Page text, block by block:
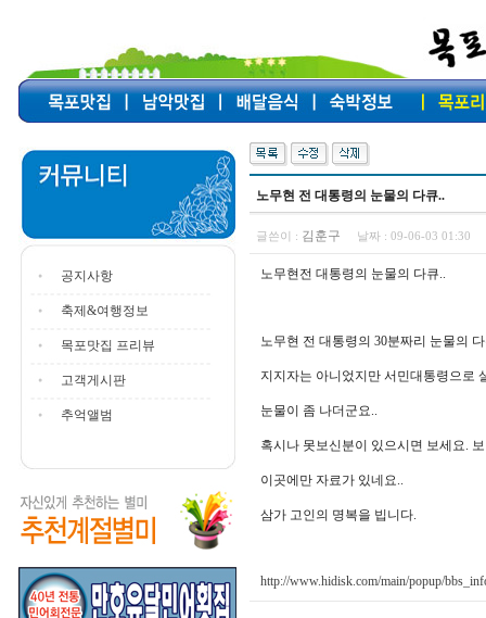
공지사항
축제&여행정보
목포맛집 프리뷰
고객게시판
추억앨범
노무현 전 대통령의 눈물의 다큐..
글쓴이 : 김훈구 날짜 : 09-06-03 01:30
노무현전 대통령의 눈물의 다큐..
노무현 전 대통령의 30분짜리 눈물의
지지자는 아니었지만 서민대통령으로
눈물이 좀 나더군요..
혹시나 못보신분이 있으시면 보세요.
이곳에만 자료가 있네요..
삼가 고인의 명복을 빕니다.
http://www.hidisk.com/main/popup/